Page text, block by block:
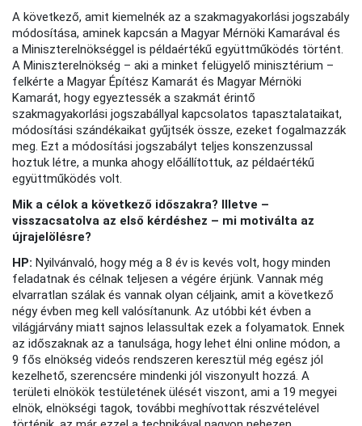
A következő, amit kiemelnék az a szakmagyakorlási jogszabály
módosítása, aminek kapcsán a Magyar Mérnöki Kamarával és
a Miniszterelnökséggel is példaértékű együttműködés történt.
A Miniszterelnökség – aki a minket felügyelő minisztérium –
felkérte a Magyar Építész Kamarát és Magyar Mérnöki
Kamarát, hogy egyeztessék a szakmát érintő
szakmagyakorlási jogszabállyal kapcsolatos tapasztalataikat,
módosítási szándékaikat gyűjtsék össze, ezeket fogalmazzák
meg. Ezt a módosítási jogszabályt teljes konszenzussal
hoztuk létre, a munka ahogy előállítottuk, az példaértékű
együttműködés volt.
Mik a célok a következő időszakra? Illetve –
visszacsatolva az első kérdéshez – mi motiválta az
újrajelölésre?
HP:Nyilvánvaló, hogy még a 8 év is kevés volt, hogy minden
feladatnak és célnak teljesen a végére érjünk. Vannak még
elvarratlan szálak és vannak olyan céljaink, amit a következő
négy évben meg kell valósítanunk. Az utóbbi két évben a
világjárvány miatt sajnos lelassultak ezek a folyamatok. Ennek
az időszaknak az a tanulsága, hogy lehet élni online módon, a
9 fős elnökség videós rendszeren keresztül még egész jól
kezelhető, szerencsére mindenki jól viszonyult hozzá. A
területi elnökök testületének ülését viszont, ami a 19 megyei
elnök, elnökségi tagok, további meghívottak részvételével